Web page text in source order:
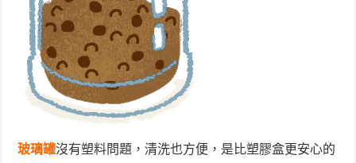
玻璃罐沒有塑料問題，清洗也方便，是比塑膠盒更安心的